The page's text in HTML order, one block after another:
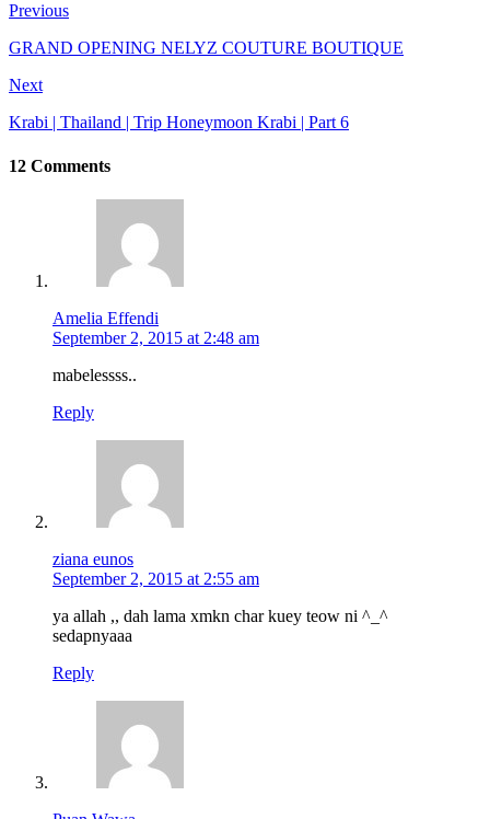
Previous
GRAND OPENING NELYZ COUTURE BOUTIQUE
Next
Krabi | Thailand | Trip Honeymoon Krabi | Part 6
12 Comments
Amelia Effendi
September 2, 2015 at 2:48 am
mabelessss..
Reply
ziana eunos
September 2, 2015 at 2:55 am
ya allah ,, dah lama xmkn char kuey teow ni ^_^
sedapnyaaa
Reply